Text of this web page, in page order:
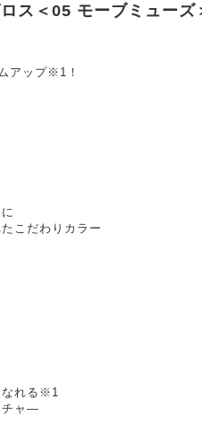
ス＜05 モーブミューズ
アップ※1！
こだわりカラー
なれる※1
チャ―